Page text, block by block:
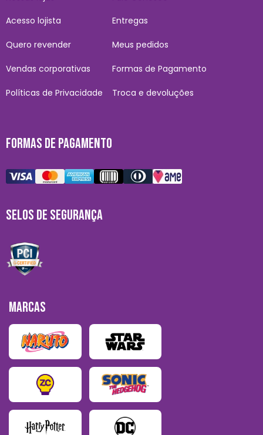
Acesso lojista
Quero revender
Vendas corporativas
Políticas de Privacidade
Entregas
Meus pedidos
Formas de Pagamento
Troca e devoluções
FORMAS DE PAGAMENTO
SELOS DE SEGURANÇA
MARCAS